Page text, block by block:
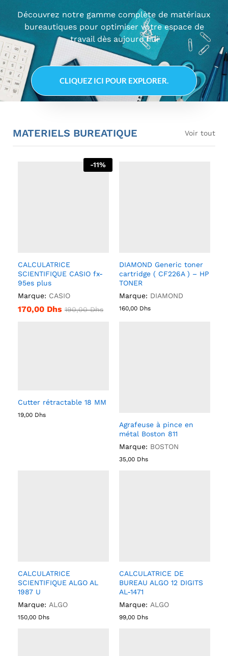
Découvrez notre gamme complète de matériaux
bureautiques pour optimiser votre espace de
travail dès aujourd'hui
CLIQUEZ ICI POUR EXPLORER.
MATERIELS BUREATIQUE Voir tout
-11%
CALCULATRICE
SCIENTIFIQUE CASIO fx-
95es plus
Marque: CASIO
170,00 Dhs 190,00Dhs
DIAMOND Generic toner
cartridge ( CF226A ) – HP
TONER
Marque: DIAMOND
160,00 Dhs
Cutter rétractable 18 MM
19,00 Dhs
Agrafeuse à pince en
métal Boston 811
Marque: BOSTON
35,00 Dhs
CALCULATRICE
SCIENTIFIQUE ALGO AL
1987 U
Marque: ALGO
150,00 Dhs
CALCULATRICE DE
BUREAU ALGO 12 DIGITS
AL-1471
Marque: ALGO
99,00 Dhs